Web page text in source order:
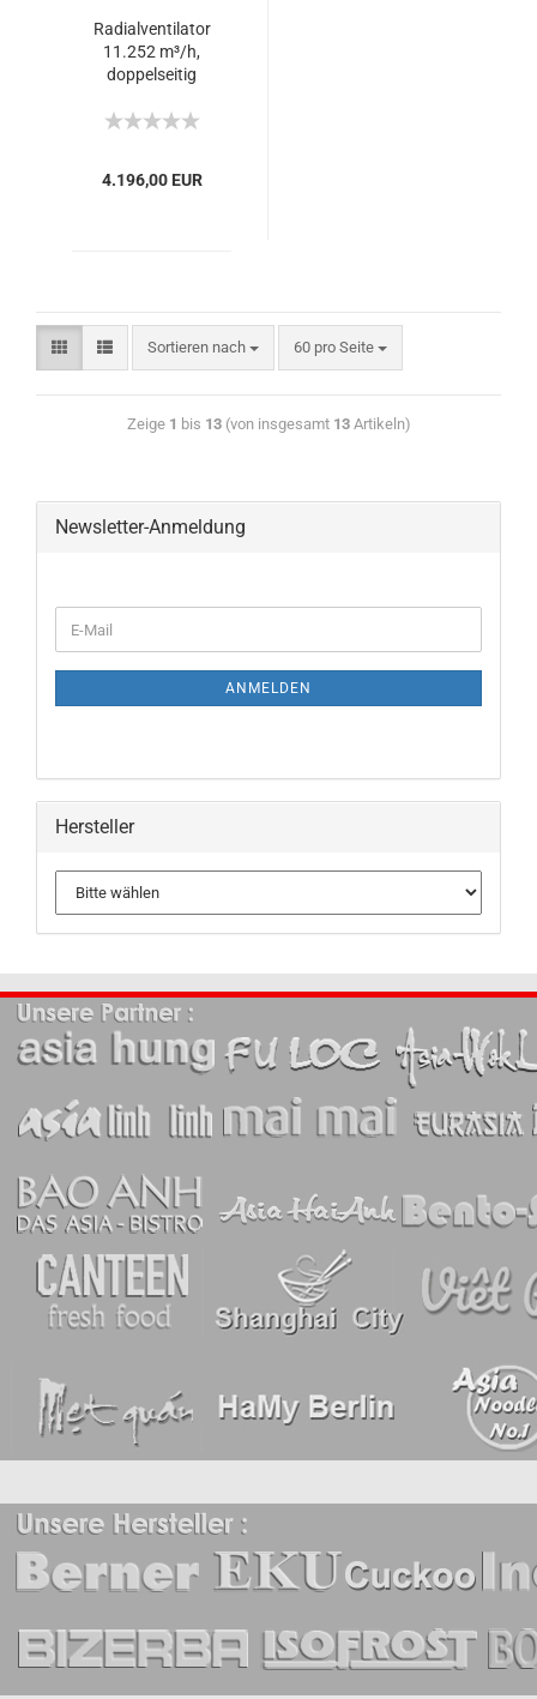
Radialventilator
11.252 m³/h,
doppelseitig
4.196,00 EUR
Sortieren nach 60 pro Seite
Zeige 1 bis 13(von insgesamt 13Artikeln)
Newsletter-Anmeldung
ANMELDEN
Hersteller